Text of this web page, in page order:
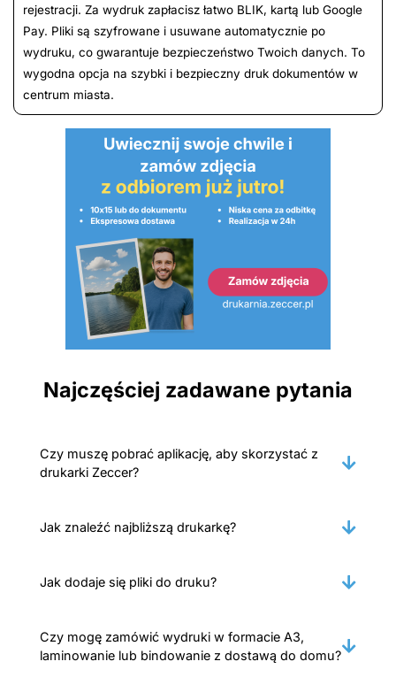
rejestracji. Za wydruk zapłacisz łatwo BLIK, kartą lub Google
Pay. Pliki są szyfrowane i usuwane automatycznie po
wydruku, co gwarantuje bezpieczeństwo Twoich danych. To
wygodna opcja na szybki i bezpieczny druk dokumentów w
centrum miasta.
Najczęściej zadawane pytania
Czy muszę pobrać aplikację, aby skorzystać z
drukarki Zeccer?
Jak znaleźć najbliższą drukarkę?
Jak dodaje się pliki do druku?
Czy mogę zamówić wydruki w formacie A3,
laminowanie lub bindowanie z dostawą do domu?